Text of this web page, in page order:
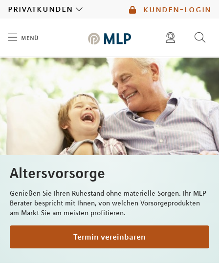
kunden-login
privatkunden
menü
diese website durchsuchen
mlp berater finden
Inhalt
Altersvorsorge
Genießen Sie Ihren Ruhestand ohne materielle Sorgen. Ihr MLP
Berater bespricht mit Ihnen, von welchen Vorsorgeprodukten
am Markt Sie am meisten profitieren.
Termin vereinbaren